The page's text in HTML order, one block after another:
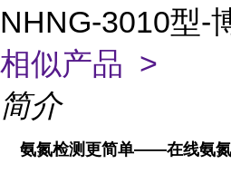
NHNG-3010型-
相似产品 >
简介
氨氮检测更简单——在线氨